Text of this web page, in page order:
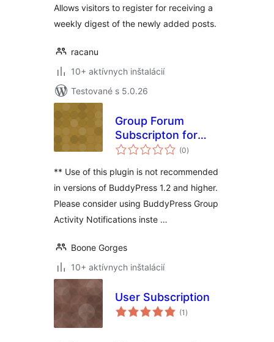
Allows visitors to register for receiving a
weekly digest of the newly added posts.
racanu
10+ aktívnych inštalácií
Testované s 5.0.26
Group Forum
Subscripton for
BuddyPress (0celkové
hodnotenie
)
** Use of this plugin is not recommended
in versions of BuddyPress 1.2 and higher.
Please consider using BuddyPress Group
Activity Notifications inste …
Boone Gorges
10+ aktívnych inštalácií
User Subscription
(1 celkové
hodnotenie
)